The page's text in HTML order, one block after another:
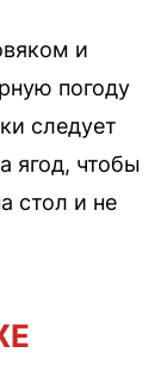
и
погоду
следует
ягод, чтобы
стол и не